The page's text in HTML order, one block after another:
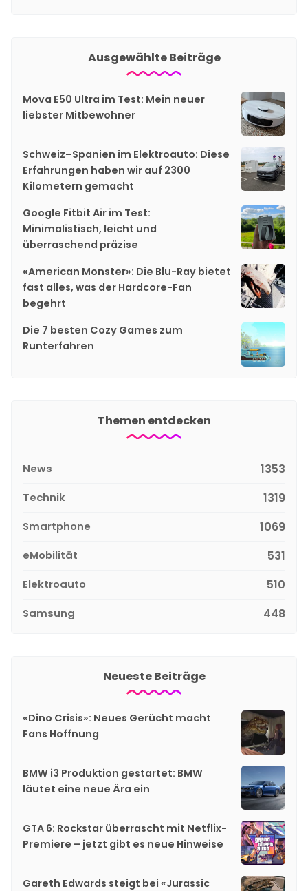
Ausgewählte Beiträge
Mova E50 Ultra im Test: Mein neuer
liebster Mitbewohner
Schweiz–Spanien im Elektroauto: Diese
Erfahrungen haben wir auf 2300
Kilometern gemacht
Google Fitbit Air im Test:
Minimalistisch, leicht und
überraschend präzise
«American Monster»: Die Blu-Ray bietet
fast alles, was der Hardcore-Fan
begehrt
Die 7 besten Cozy Games zum
Runterfahren
Themen entdecken
News 1353
Technik 1319
Smartphone 1069
eMobilität 531
Elektroauto 510
Samsung 448
Neueste Beiträge
«Dino Crisis»: Neues Gerücht macht
Fans Hoffnung
BMW i3 Produktion gestartet: BMW
läutet eine neue Ära ein
GTA 6: Rockstar überrascht mit Netflix-
Premiere – jetzt gibt es neue Hinweise
Gareth Edwards steigt bei «Jurassic